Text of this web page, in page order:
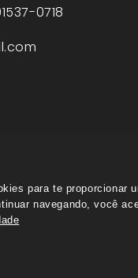
0718
reservados
para te proporcionar
navegando, você